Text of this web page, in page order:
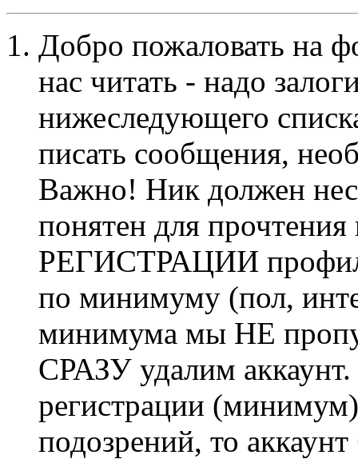
Добро пожаловать на
нас читать - надо
нижеследующего
писать сообщения,
Важно! Ник должен
понятен для
РЕГИСТРАЦИИ профиль
по минимуму (пол,
минимума мы НЕ
СРАЗУ удалим
регистрации
подозрений, то